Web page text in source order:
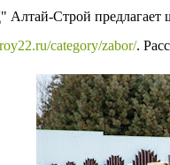
2021 года и
застройщиков
Строй предлагает
category/zabor/.